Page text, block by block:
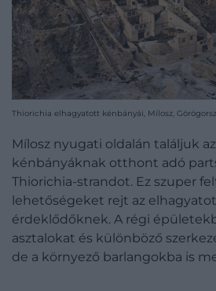
Thiorichia elhagyatott kénbányái, Mílosz,
Mílosz nyugati oldalán találjuk
kénbányáknak otthont adó
Thiorichia-strandot. Ez szuper
lehetőségeket rejt az
érdeklődőknek. A régi
asztalokat és különböző
de a környező barlangokba is